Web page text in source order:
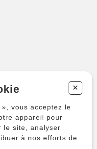
+
vous acceptez le
appareil pour
le site, analyser
à nos efforts de